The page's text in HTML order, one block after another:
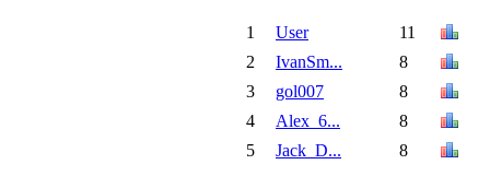
1 User
11
2
IvanSm...
8
3
gol007
8
4
Alex_6...
8
5
Jack_D... 8